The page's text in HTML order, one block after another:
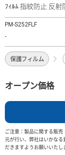
ﾌｨﾙﾑ 指紋防止 反射
PM-S252FLF
-
保護フィルム
オープン価格
ご注意：製品に関する販
元が行い、弊社はいかなる
だきますようお願いいたし